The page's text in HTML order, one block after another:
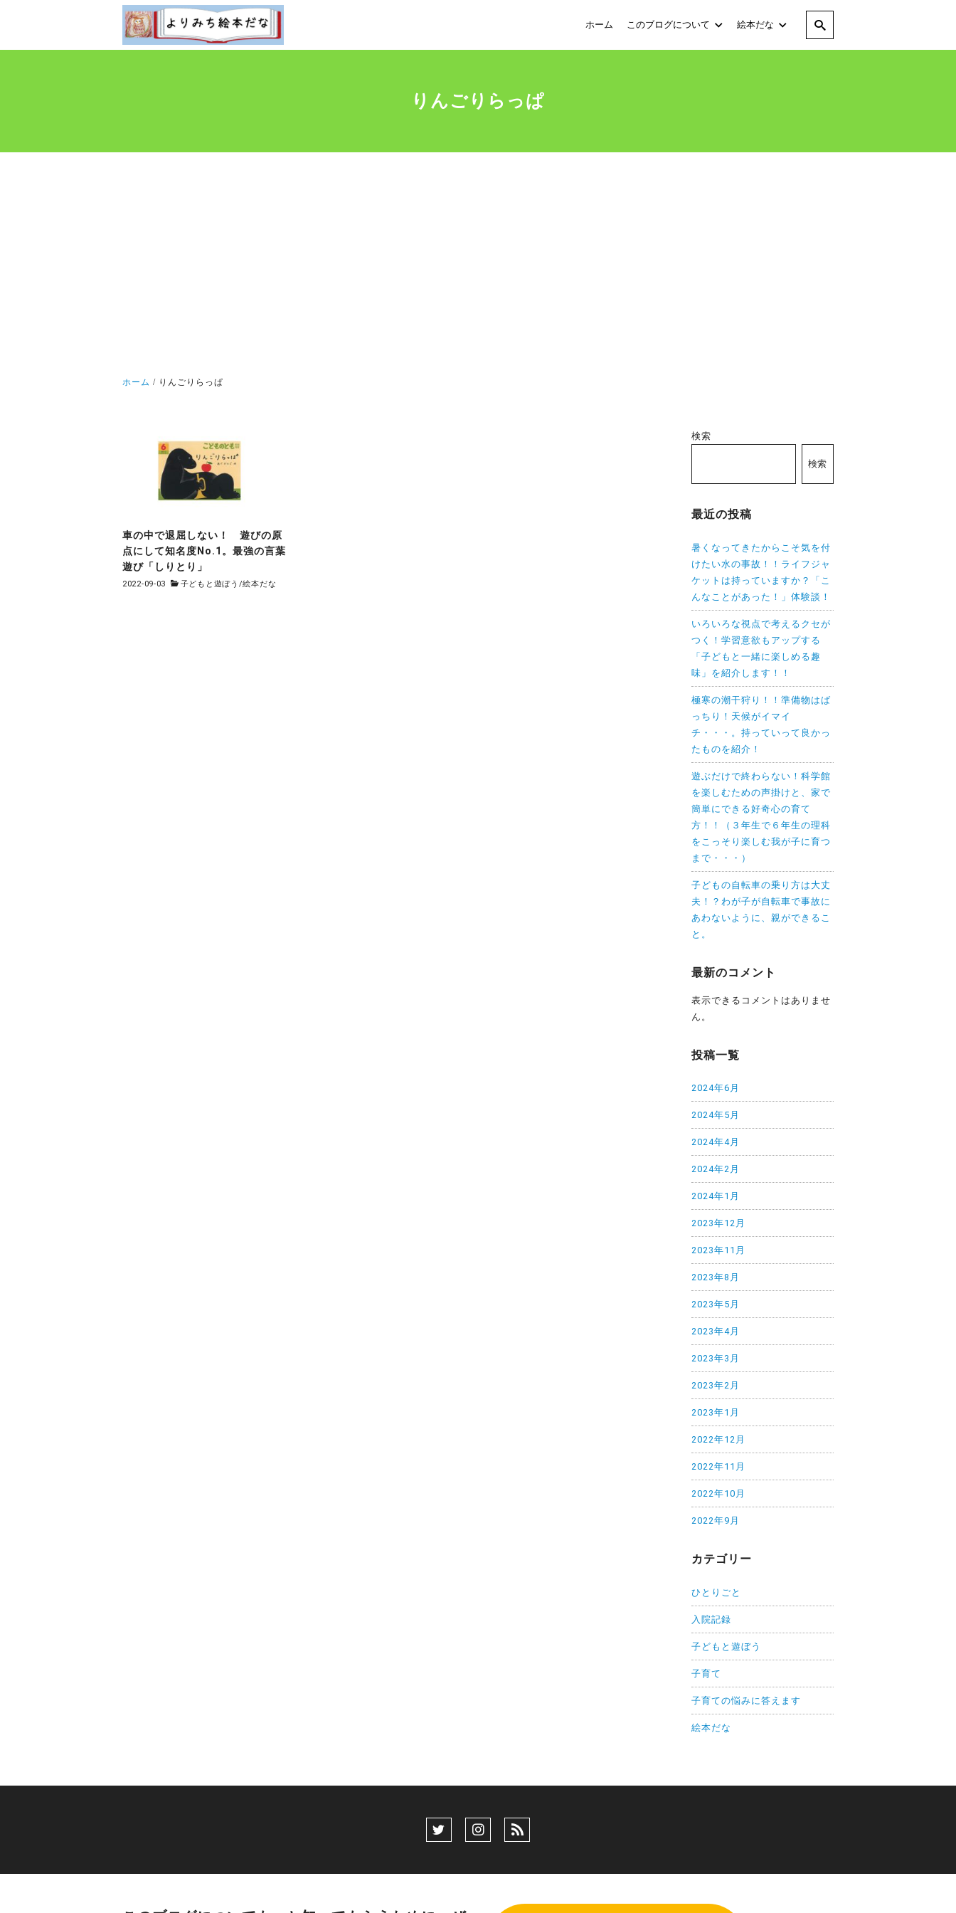
ホーム このブログについて 絵本だな
りんごりらっぱ
ホーム りんごりらっぱ
車の中で退屈しない！ 遊びの原
点にして知名度No.1。最強の言葉
遊び「しりとり」
2022-09-03 子どもと遊ぼう /絵本だな
検索
検索
最近の投稿
暑くなってきたからこそ気を付
けたい水の事故！！ライフジャ
ケットは持っていますか？「こ
んなことがあった！」体験談！
いろいろな視点で考えるクセが
つく！学習意欲もアップする
「子どもと一緒に楽しめる趣
味」を紹介します！！
極寒の潮干狩り！！準備物はば
っちり！天候がイマイ
チ・・・。持っていって良かっ
たものを紹介！
遊ぶだけで終わらない！科学館
を楽しむための声掛けと、家で
簡単にできる好奇心の育て
方！！（３年生で６年生の理科
をこっそり楽しむ我が子に育つ
まで・・・）
子どもの自転車の乗り方は大丈
夫！？わが子が自転車で事故に
あわないように、親ができるこ
と。
最新のコメント
表示できるコメントはありませ
ん。
投稿一覧
2024年6月
2024年5月
2024年4月
2024年2月
2024年1月
2023年12月
2023年11月
2023年8月
2023年5月
2023年4月
2023年3月
2023年2月
2023年1月
2022年12月
2022年11月
2022年10月
2022年9月
カテゴリー
ひとりごと
入院記録
子どもと遊ぼう
子育て
子育ての悩みに答えます
絵本だな